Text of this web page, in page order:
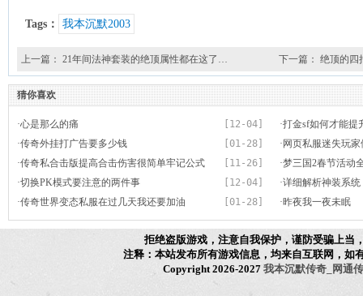
Tags： 我本沉默2003
上一篇： 21年间法神套装的绝顶属性都在这了… 下一篇： 绝顶的四
猜你喜欢
[12-04]
·心是那么的痛 ·打金sf如何才能提
[01-28]
·传奇外挂打广告要多少钱 · 网页私服迷失玩
[11-26]
·传奇私合击版提高合击伤害很简单牢记公式 ·梦三国2春节活动
[12-04]
·切换PK模式要注意的两件事 ·详细解析神装系统
[01-28]
·传奇世界变态私服在过几天我还要加油 ·昨夜我一夜未眠
拒绝盗版游戏，注意自我保护，谨防受骗上当
注释：本站发布所有游戏信息，均来自互联网，如
Copyright 2026-2027 我本沉默传奇_网通